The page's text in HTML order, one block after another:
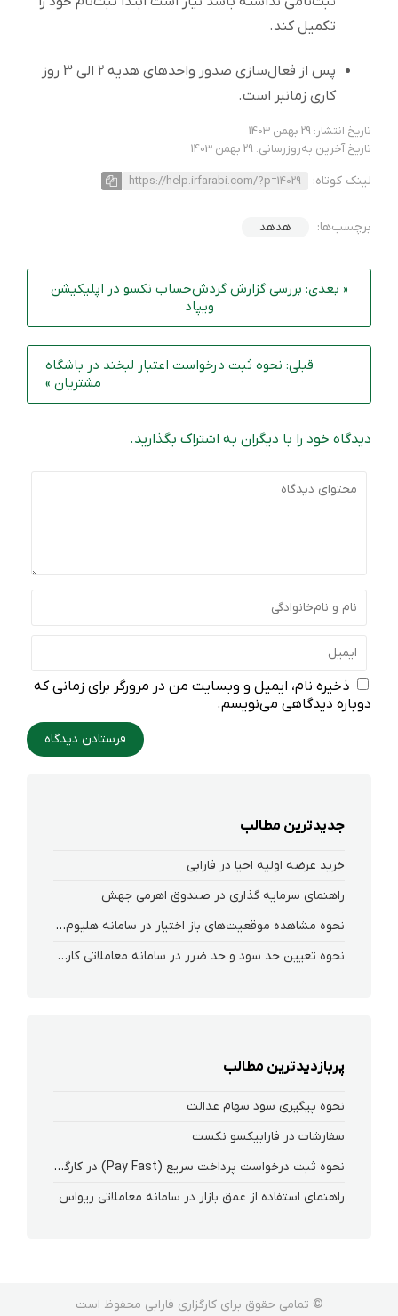
تکمیل کند.
پس از فعال‌سازی صدور واحدهای هدیه 2 الی 3 روز
کاری زمانبر است.
تاریخ انتشار: 29 بهمن 1403
تاریخ آخرین به‌روزرسانی: 29 بهمن 1403
لینک کوتاه: https://help.irfarabi.com/?p=14029
برچسب‌ها: هدهد
« بعدی: بررسی گزارش گردش‌حساب نکسو در اپلیکیشن
ویپاد
قبلی: نحوه ثبت درخواست اعتبار لبخند در باشگاه
مشتریان »
دیدگاه خود را با دیگران به اشتراک بگذارید.
ذخیره نام، ایمیل و وبسایت من در مرورگر برای زمانی که
دوباره دیدگاهی می‌نویسم.
جدیدترین مطالب
خرید عرضه اولیه احیا در فارابی
راهنمای سرمایه گذاری در صندوق اهرمی جهش
نحوه‌ مشاهده‌ موقعیت‌های باز اختیار در سامانه هلیوم و نکست
نحوه تعیین حد سود و حد ضرر در سامانه معاملاتی کارگزاری فارابی
پربازدیدترین مطالب
نحوه پیگیری سود سهام عدالت
سفارشات در فارابیکسو نکست
نحوه ثبت درخواست پرداخت سریع (Pay Fast) در کارگزاری فارابی
راهنمای استفاده از عمق بازار در سامانه‌ معاملاتی ریواس
© تمامی حقوق برای کارگزاری فارابی محفوظ است